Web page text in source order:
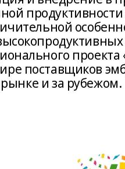
поставщиков
и за рубежом.